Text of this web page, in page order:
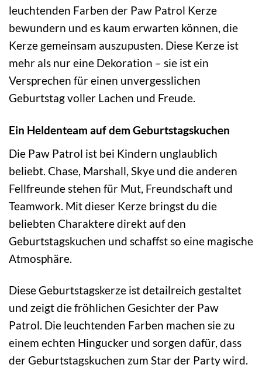
leuchtenden Farben der Paw Patrol Kerze
bewundern und es kaum erwarten können, die
Kerze gemeinsam auszupusten. Diese Kerze ist
mehr als nur eine Dekoration – sie ist ein
Versprechen für einen unvergesslichen
Geburtstag voller Lachen und Freude.
Ein Heldenteam auf dem Geburtstagskuchen
Die Paw Patrol ist bei Kindern unglaublich
beliebt. Chase, Marshall, Skye und die anderen
Fellfreunde stehen für Mut, Freundschaft und
Teamwork. Mit dieser Kerze bringst du die
beliebten Charaktere direkt auf den
Geburtstagskuchen und schaffst so eine magische
Atmosphäre.
Diese Geburtstagskerze ist detailreich gestaltet
und zeigt die fröhlichen Gesichter der Paw
Patrol. Die leuchtenden Farben machen sie zu
einem echten Hingucker und sorgen dafür, dass
der Geburtstagskuchen zum Star der Party wird.